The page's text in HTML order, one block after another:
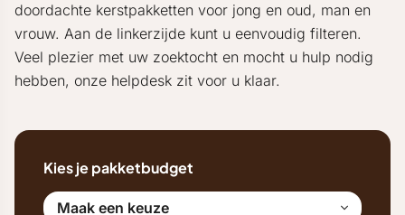
doordachte kerstpakketten voor jong en oud, man en
vrouw. Aan de linkerzijde kunt u eenvoudig filteren.
Veel plezier met uw zoektocht en mocht u hulp nodig
hebben, onze helpdesk zit voor u klaar.
Kies je pakketbudget
Maak een keuze